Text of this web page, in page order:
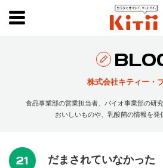
株式会社キティー・
食品事業部の営業担当者、バイオ事業部の研
おいしいものや、乳酸菌の情報を発
21 だまされていなかった